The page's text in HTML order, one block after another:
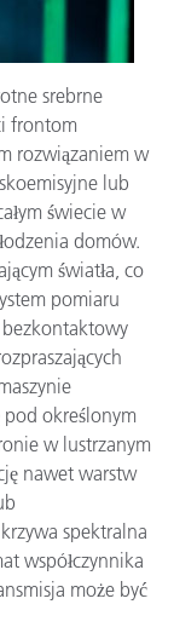
srebrne
frontom
rozwiązaniem w
lub
świecie w
domów.
światła, co
pomiaru
bezkontaktowy
pod określonym
w lustrzanym
nawet warstw
spektralna
współczynnika
może być